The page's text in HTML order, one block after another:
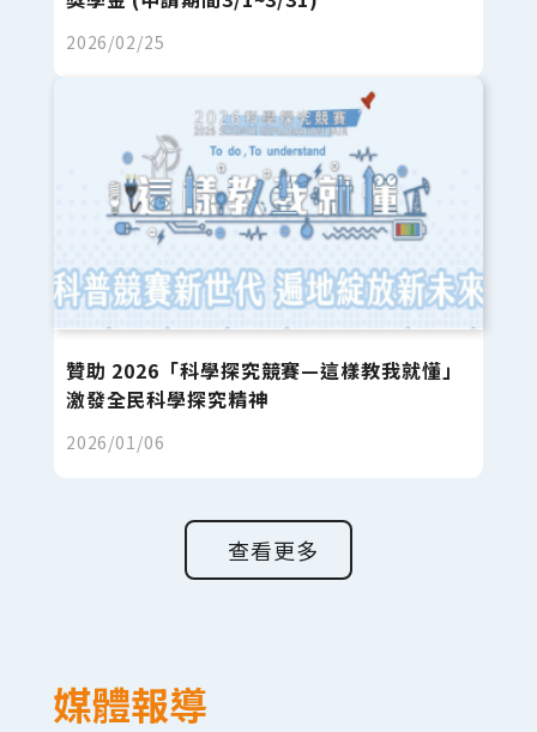
2026/02/25
贊助 2026「科學探究競賽—這樣教我就懂」
激發全民科學探究精神
2026/01/06
查看更多
媒體報導